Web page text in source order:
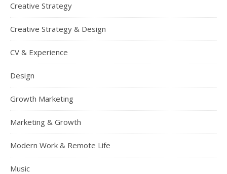
Creative Strategy
Creative Strategy & Design
CV & Experience
Design
Growth Marketing
Marketing & Growth
Modern Work & Remote Life
Music